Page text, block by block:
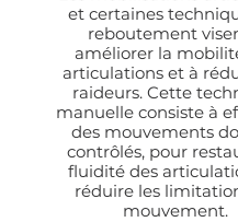
et certaines
reboutement
améliorer la
articulations et à
raideurs. Cette
manuelle consiste à
des mouvements
contrôlés, pour
fluidité des
réduire les
mouvement.